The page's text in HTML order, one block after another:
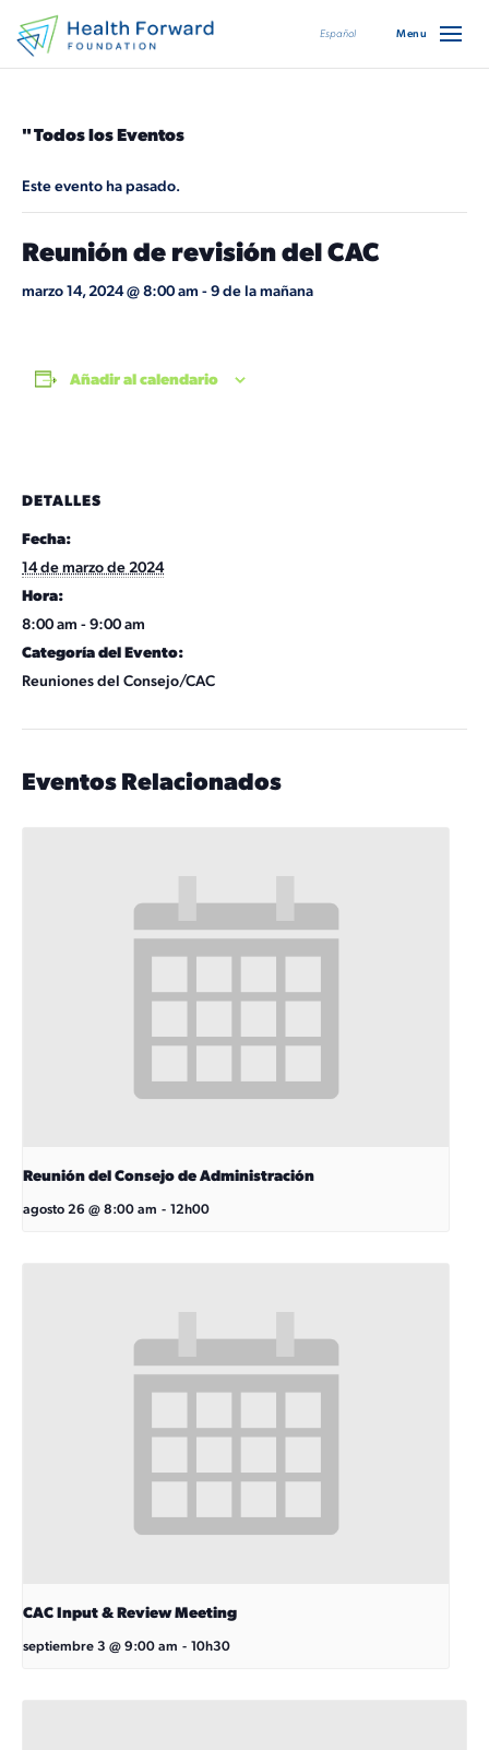
Español
" Todos los Eventos
Este evento ha pasado.
Reunión de revisión del CAC
marzo 14, 2024 @ 8:00 am -9 de la mañana
Añadir al calendario
DETALLES
Fecha:
14 de marzo de 2024
Hora:
8:00 am - 9:00 am
Categoría del Evento:
Reuniones del Consejo/CAC
Eventos Relacionados
Reunión del Consejo de Administración
agosto 26 @ 8:00 am - 12h00
CAC Input & Review Meeting
septiembre 3 @ 9:00 am - 10h30